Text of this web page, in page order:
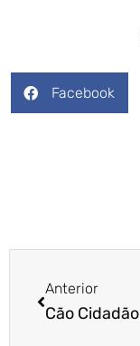
Facebook
Anterior